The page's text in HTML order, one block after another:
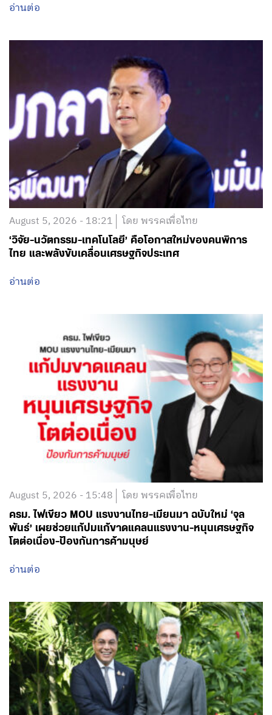
อ่านต่อ
August 5, 2026 - 18:21 โดย พรรคเพื่อไทย
‘วิจัย-นวัตกรรม-เทคโนโลยี’ คือโอกาสใหม่ของคนพิการ
ไทย และพลังขับเคลื่อนเศรษฐกิจประเทศ
อ่านต่อ
August 5, 2026 - 15:48 โดย พรรคเพื่อไทย
ครม. ไฟเขียว MOU แรงงานไทย-เมียนมา ฉบับใหม่ ‘จุล
พันธ์’ เผยช่วยแก้ปมแก้ขาดแคลนแรงงาน-หนุนเศรษฐกิจ
โตต่อเนื่อง-ป้องกันการค้ามนุษย์
อ่านต่อ